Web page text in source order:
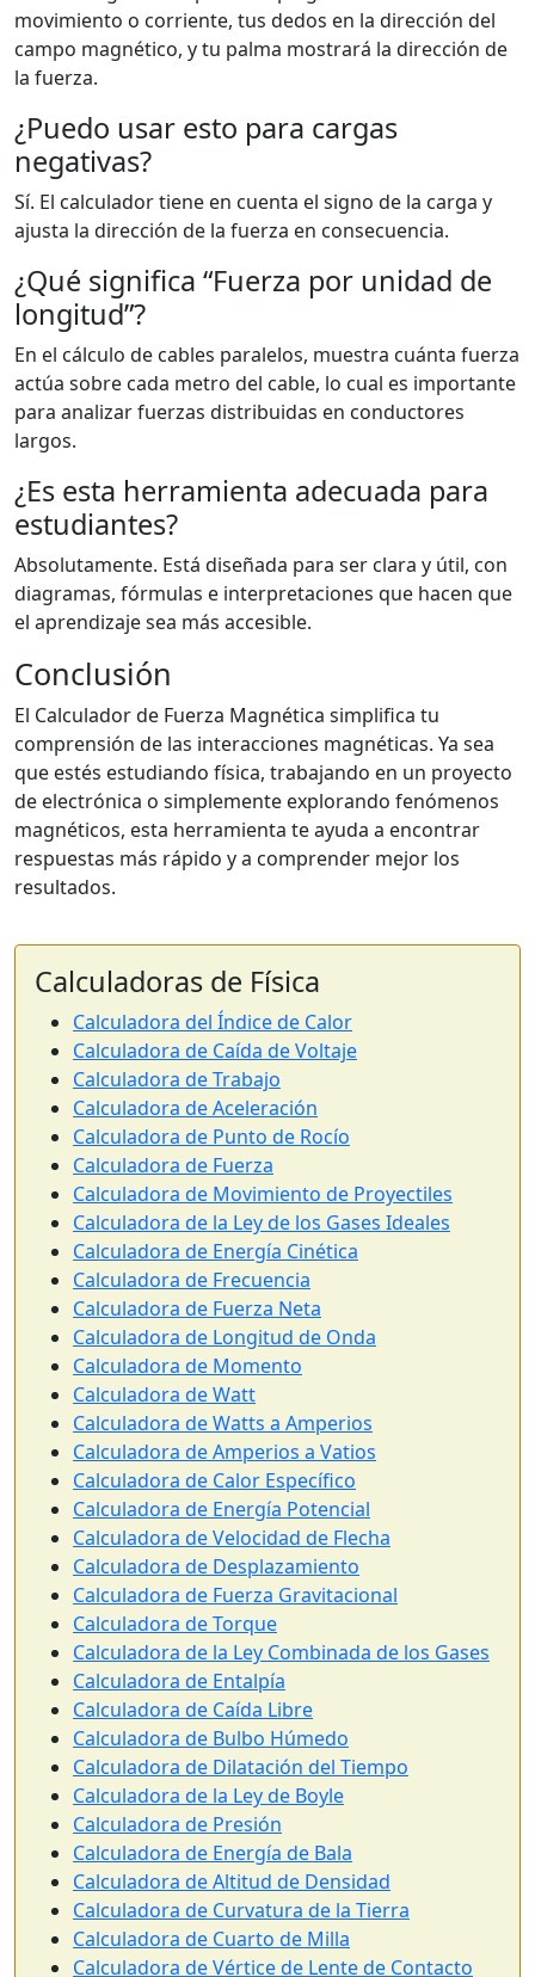
movimiento o corriente, tus dedos en la dirección del
campo magnético, y tu palma mostrará la dirección de
la fuerza.
¿Puedo usar esto para cargas
negativas?
Sí. El calculador tiene en cuenta el signo de la carga y
ajusta la dirección de la fuerza en consecuencia.
¿Qué significa “Fuerza por unidad de
longitud”?
En el cálculo de cables paralelos, muestra cuánta fuerza
actúa sobre cada metro del cable, lo cual es importante
para analizar fuerzas distribuidas en conductores
largos.
¿Es esta herramienta adecuada para
estudiantes?
Absolutamente. Está diseñada para ser clara y útil, con
diagramas, fórmulas e interpretaciones que hacen que
el aprendizaje sea más accesible.
Conclusión
El Calculador de Fuerza Magnética simplifica tu
comprensión de las interacciones magnéticas. Ya sea
que estés estudiando física, trabajando en un proyecto
de electrónica o simplemente explorando fenómenos
magnéticos, esta herramienta te ayuda a encontrar
respuestas más rápido y a comprender mejor los
resultados.
Calculadoras de Física
Calculadora del Índice de Calor
Calculadora de Caída de Voltaje
Calculadora de Trabajo
Calculadora de Aceleración
Calculadora de Punto de Rocío
Calculadora de Fuerza
Calculadora de Movimiento de Proyectiles
Calculadora de la Ley de los Gases Ideales
Calculadora de Energía Cinética
Calculadora de Frecuencia
Calculadora de Fuerza Neta
Calculadora de Longitud de Onda
Calculadora de Momento
Calculadora de Watt
Calculadora de Watts a Amperios
Calculadora de Amperios a Vatios
Calculadora de Calor Específico
Calculadora de Energía Potencial
Calculadora de Velocidad de Flecha
Calculadora de Desplazamiento
Calculadora de Fuerza Gravitacional
Calculadora de Torque
Calculadora de la Ley Combinada de los Gases
Calculadora de Entalpía
Calculadora de Caída Libre
Calculadora de Bulbo Húmedo
Calculadora de Dilatación del Tiempo
Calculadora de la Ley de Boyle
Calculadora de Presión
Calculadora de Energía de Bala
Calculadora de Altitud de Densidad
Calculadora de Curvatura de la Tierra
Calculadora de Cuarto de Milla
Calculadora de Vértice de Lente de Contacto